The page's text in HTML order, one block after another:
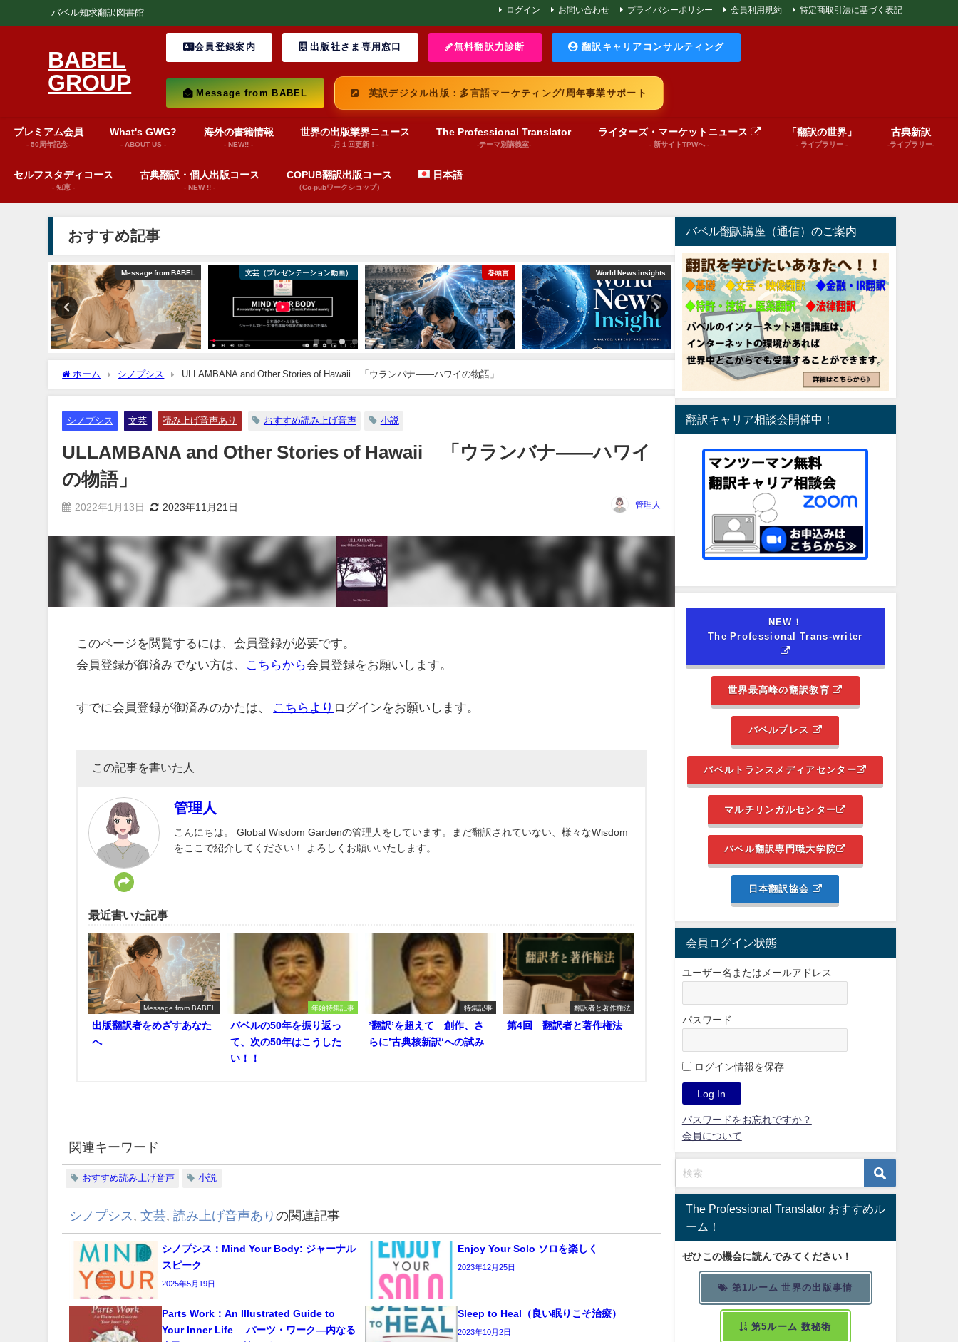
バベル知求翻訳図書館 ログイン お問い合わせ プライバシーポリシー 会員利用規約 特定商取引法に基づく表記
BABEL
GROUP
会員登録案内 出版社さま専用窓口 無料翻訳力診断 翻訳キャリアコンサルティング
Message from BABEL 英訳デジタル出版：多言語マーケティング/周年事業サポート
プレミアム会員
- 50周年記念-
What's GWG?
- ABOUT US -
海外の書籍情報
- NEW!! -
世界の出版業界ニュース
-月１回更新！-
The Professional Translator
-テーマ別講義室-
ライターズ・マーケットニュース
- 新サイトTPWへ -
「翻訳の世界」
- ライブラリー -
古典新訳
-ライブラリー-
セルフスタディコース
- 知恵 -
古典翻訳・個人出版コース
- NEW !! -
COPUB翻訳出版コース
（Co-pubワークショップ）
日本語
おすすめ記事
Message from BABEL 文芸（プレゼンテーション動画） 巻頭言 World News insights 文芸（プレゼンテーション動画） 文芸（プレゼンテーショ
ホーム シノプシス ULLAMBANA and Other Stories of Hawaii 「ウランバナ――ハワイの物語」
シノプシス 文芸 読み上げ音声あり おすすめ読み上げ音声 小説
ULLAMBANA and Other Stories of Hawaii 「ウランバナ――ハワイ
の物語」
2022年1月13日 2023年11月21日 管理人
このページを閲覧するには、会員登録が必要です。
会員登録が御済みでない方は、
こちらから会員登録をお願いします。
すでに会員登録が御済みのかたは、 こちらより ログインをお願いします。
この記事を書いた人
管理人
こんにちは。 Global Wisdom Gardenの管理人をしています。まだ翻訳されていない、様々なWisdom
をここで紹介してください！ よろしくお願いいたします。
最近書いた記事
Message from BABEL
出版翻訳者をめざすあなた
へ
年始特集記事
バベルの50年を振り返っ
て、次の50年はこうした
い！！
特集記事
’翻訳’を超えて 創作、さ
らに’古典核新訳‘への試み
翻訳者と著作権法
第4回 翻訳者と著作権法
関連キーワード
おすすめ読み上げ音声 小説
シノプシス ,文芸,読み上げ音声ありの関連記事
シノプシス：Mind Your Body: ジャーナル
スピーク
2025年5月19日
Enjoy Your Solo ソロを楽しく
2023年12月25日
Parts Work：An Illustrated Guide to
Your Inner Life パーツ・ワーク―内なる
Sleep to Heal（良い眠りこそ治療）
2023年10月2日
バベル翻訳講座（通信）のご案内
翻訳キャリア相談会開催中！
NEW！
The Professional Trans-writer
世界最高峰の翻訳教育
バベルプレス
バベルトランスメディアセンター
マルチリンガルセンター
バベル翻訳専門職大学院
日本翻訳協会
会員ログイン状態
ユーザー名またはメールアドレス
パスワード
ログイン情報を保存
パスワードをお忘れですか？
会員について
The Professional Translator おすすめル
ーム！
ぜひこの機会に読んでみてください！
第1ルーム 世界の出版事情
第5ルーム 数秘術